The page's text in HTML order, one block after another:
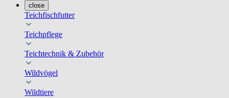
close
Teichfischfutter
Teichpflege
Teichtechnik & Zubehör
Wildvögel
Wildtiere